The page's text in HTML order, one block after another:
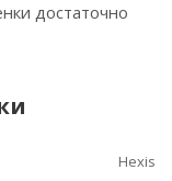
достаточно
Hexis